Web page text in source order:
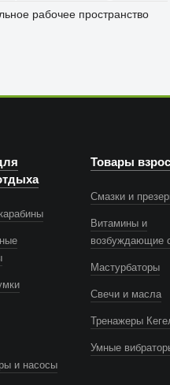
рабочее пространство
и насосы
Товары
Смазки и
Витамины и
возбуждающие
Мастурбаторы
Свечи и масла
Тренажеры
Умные